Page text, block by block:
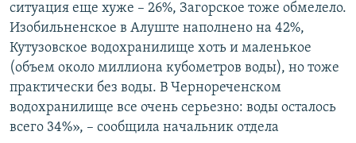
ситуация еще хуже – 26%, Загорское тоже обмелело.
Изобильненское в Алуште наполнено на 42%,
Кутузовское водохранилище хоть и маленькое
(объем около миллиона кубометров воды), но тоже
практически без воды. В Чернореченском
водохранилище все очень серьезно: воды осталось
всего 34%», – сообщила начальник отдела